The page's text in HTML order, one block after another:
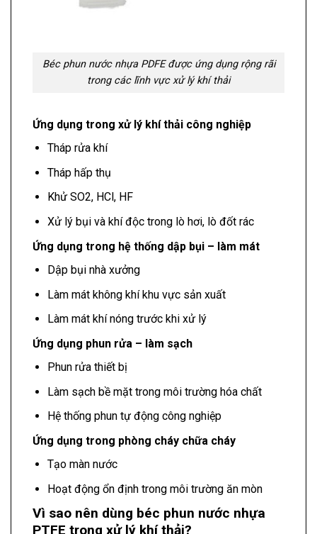
Béc phun nước nhựa PDFE được ứng dụng rộng rãi
trong các lĩnh vực xử lý khí thải
Ứng dụng trong xử lý khí thải công nghiệp
Tháp rửa khí
Tháp hấp thụ
Khử SO2, HCl, HF
Xử lý bụi và khí độc trong lò hơi, lò đốt rác
Ứng dụng trong hệ thống dập bụi – làm mát
Dập bụi nhà xưởng
Làm mát không khí khu vực sản xuất
Làm mát khí nóng trước khi xử lý
Ứng dụng phun rửa – làm sạch
Phun rửa thiết bị
Làm sạch bề mặt trong môi trường hóa chất
Hệ thống phun tự động công nghiệp
Ứng dụng trong phòng cháy chữa cháy
Tạo màn nước
Hoạt động ổn định trong môi trường ăn mòn
Vì sao nên dùng béc phun nước nhựa
PTFE trong xử lý khí thải?